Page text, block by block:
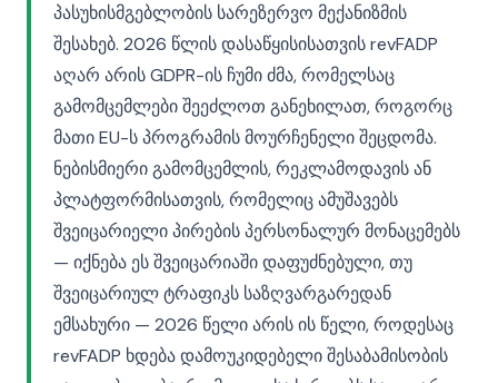
პასუხისმგებლობის სარეზერვო მექანიზმის
შესახებ. 2026 წლის დასაწყისისათვის revFADP
აღარ არის GDPR-ის ჩუმი ძმა, რომელსაც
გამომცემლები შეეძლოთ განეხილათ, როგორც
მათი EU-ს პროგრამის მოურჩენელი შეცდომა.
ნებისმიერი გამომცემლის, რეკლამოდავის ან
პლატფორმისათვის, რომელიც ამუშავებს
შვეიცარიელი პირების პერსონალურ მონაცემებს
— იქნება ეს შვეიცარიაში დაფუძნებული, თუ
შვეიცარიულ ტრაფიკს საზღვარგარედან
ემსახური — 2026 წელი არის ის წელი, როდესაც
revFADP ხდება დამოუკიდებელი შესაბამისობის